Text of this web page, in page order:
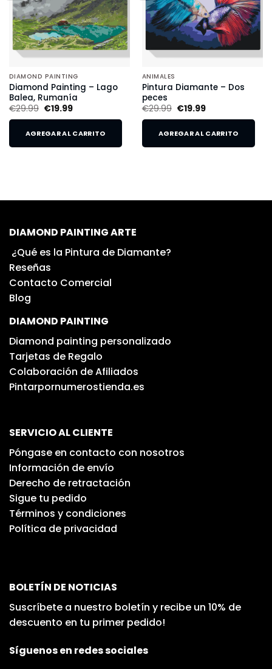
DIAMOND PAINTING
Diamond Painting – Lago
Balea, Rumanía
€29.99 €19.99
AGREGAR AL CARRITO
ANIMALES
Pintura Diamante – Dos
peces
€29.99 €19.99
AGREGAR AL CARRITO
DIAMOND PAINTING ARTE
¿Qué es la Pintura de Diamante?
Reseñas
Contacto Comercial
Blog
DIAMOND PAINTING
Diamond painting personalizado
Tarjetas de Regalo
Colaboración de Afiliados
Pintarpornumerostienda.es
SERVICIO AL CLIENTE
Póngase en contacto con nosotros
Información de envío
Derecho de retractación
Sigue tu pedido
Términos y condiciones
Política de privacidad
BOLETÍN DE NOTICIAS
Suscríbete a nuestro boletín y recibe un 10% de
descuento en tu primer pedido!
Síguenos en redes sociales